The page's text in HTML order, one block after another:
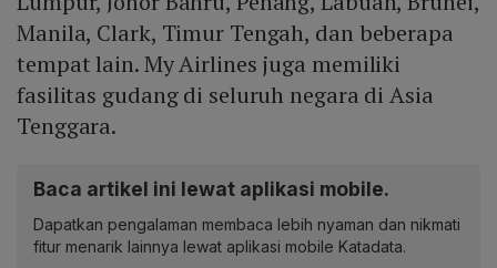
Manila, Clark, Timur Tengah, dan beberapa
tempat lain. My Airlines juga memiliki
fasilitas gudang di seluruh negara di Asia
Tenggara.
Baca artikel ini lewat aplikasi mobile.
Dapatkan pengalaman membaca lebih nyaman dan nikmati
fitur menarik lainnya lewat aplikasi mobile Katadata.